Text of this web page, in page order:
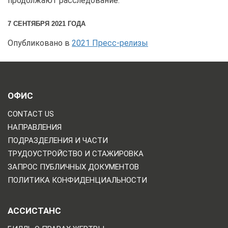
7 СЕНТЯБРЯ 2021 ГОДА
Опубликовано в 2021 Пресс-релизы
ОФИС
CONTACT US
НАПРАВЛЕНИЯ
ПОДРАЗДЕЛЕНИЯ И ЧАСТИ
ТРУДОУСТРОЙСТВО И СТАЖИРОВКА
ЗАПРОС ПУБЛИЧНЫХ ДОКУМЕНТОВ
ПОЛИТИКА КОНФИДЕНЦИАЛЬНОСТИ
АССИСТАНС